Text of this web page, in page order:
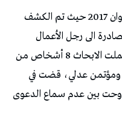
وتعود اطوار قضية الحال الى شهر جوان 2017 حيث تم الكشف
الى رجل الأعمال
شفيق جراية بعقود مدلّسة، وقد شملت الابحاث 8 أشخاص من
ومؤتمن عدلي، قضت في
بين عدم سماع الدعوى